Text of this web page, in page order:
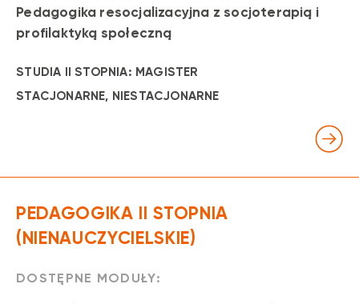
STUDIA II STOPNIA: MAGISTER
STACJONARNE, NIESTACJONARNE
Pedagogika resocjalizacyjna z socjoterapią i
profilaktyką społeczną
PEDAGOGIKA II STOPNIA
(NIENAUCZYCIELSKIE)
DOSTĘPNE MODUŁY: